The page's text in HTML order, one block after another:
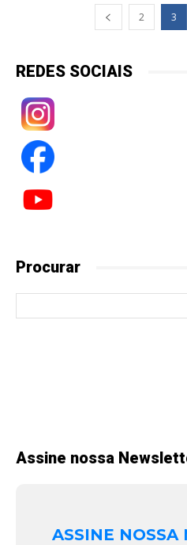
2 3
REDES SOCIAIS
Procurar
Assine nossa
ASSINE NOSSA